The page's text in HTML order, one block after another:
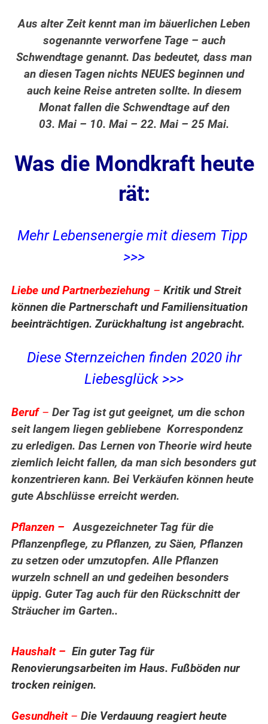
Aus alter Zeit kennt man im bäuerlichen Leben
sogenannte verworfene Tage – auch
Schwendtage genannt. Das bedeutet, dass man
an diesen Tagen nichts NEUES beginnen und
auch keine Reise antreten sollte. In diesem
Monat fallen die Schwendtage auf den
03. Mai – 10. Mai – 22. Mai – 25 Mai.
Was die Mondkraft heute
rät:
Mehr Lebensenergie mit diesem Tipp
>>>
Liebe und Partnerbeziehung –Kritik und Streit
können die Partnerschaft und Familiensituation
beeinträchtigen. Zurückhaltung ist angebracht.
Diese Sternzeichen finden 2020 ihr
Liebesglück >>>
Beruf–Der Tag ist gut geeignet, um die schon
seit langem liegen gebliebene Korrespondenz
zu erledigen. Das Lernen von Theorie wird heute
ziemlich leicht fallen, da man sich besonders gut
konzentrieren kann. Bei Verkäufen können heute
gute Abschlüsse erreicht werden.
Pflanzen –
Ausgezeichneter Tag für die
Pflanzenpflege, zu Pflanzen, zu Säen, Pflanzen
zu setzen oder umzutopfen. Alle Pflanzen
wurzeln schnell an und gedeihen besonders
üppig. Guter Tag auch für den Rückschnitt der
Sträucher im Garten..
Haushalt –Ein guter Tag für
Renovierungsarbeiten im Haus. Fußböden nur
trocken reinigen.
Gesundheit –Die Verdauung reagiert heute